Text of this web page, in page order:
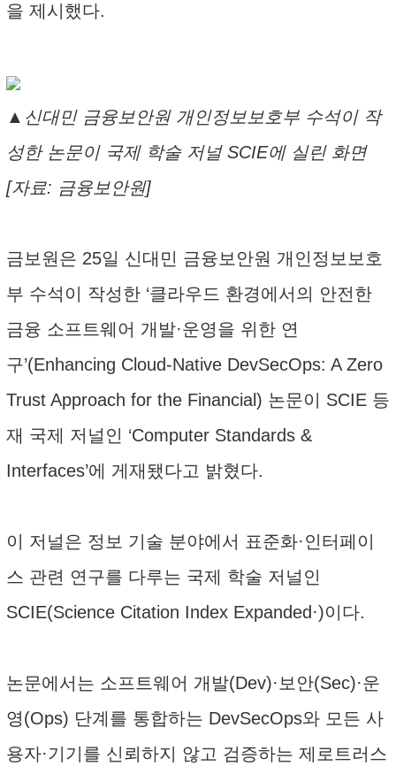
을 제시했다.
▲신대민 금융보안원 개인정보보호부 수석이 작
성한 논문이 국제 학술 저널 SCIE에 실린 화면
[자료: 금융보안원]
금보원은 25일 신대민 금융보안원 개인정보보호
부 수석이 작성한 ‘클라우드 환경에서의 안전한
금융 소프트웨어 개발·운영을 위한 연
구’(Enhancing Cloud-Native DevSecOps: A Zero
Trust Approach for the Financial) 논문이 SCIE 등
재 국제 저널인 ‘Computer Standards &
Interfaces’에 게재됐다고 밝혔다.
이 저널은 정보 기술 분야에서 표준화·인터페이
스 관련 연구를 다루는 국제 학술 저널인
SCIE(Science Citation Index Expanded·)이다.
논문에서는 소프트웨어 개발(Dev)·보안(Sec)·운
영(Ops) 단계를 통합하는 DevSecOps와 모든 사
용자·기기를 신뢰하지 않고 검증하는 제로트러스